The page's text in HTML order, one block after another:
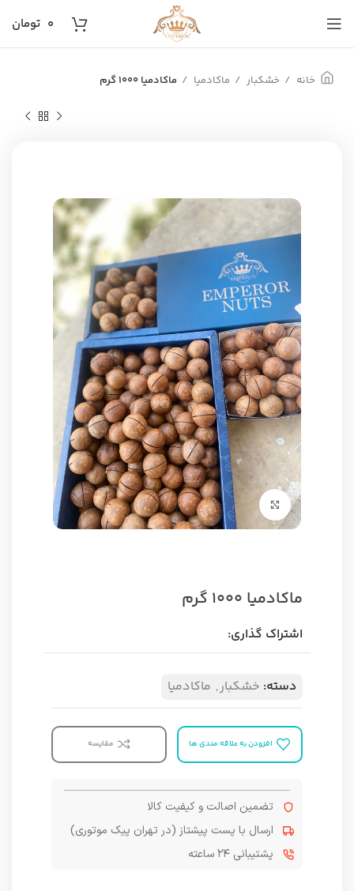
۰ تومان
خانه خشکبار ماکادمیا ماکادمیا ۱۰۰۰ گرم
برای بزرگنمایی کلیک کنید
ماکادمیا ۱۰۰۰ گرم
اشتراک گذاری:
دسته: خشکبار, ماکادمیا
افزودن به علاقه مندی ها مقایسه
تضمین اصالت و کیفیت کالا
ارسال با پست پیشتاز (در تهران پیک موتوری)
پشتیبانی ۲۴ ساعته